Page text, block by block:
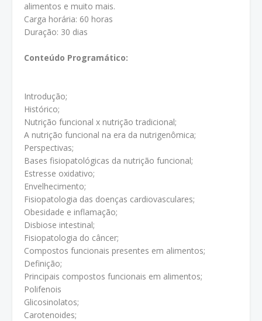
alimentos e muito mais.
Carga horária: 60 horas
Duração: 30 dias
Conteúdo Programático:
Introdução;
Histórico;
Nutrição funcional x nutrição tradicional;
A nutrição funcional na era da nutrigenômica;
Perspectivas;
Bases fisiopatológicas da nutrição funcional;
Estresse oxidativo;
Envelhecimento;
Fisiopatologia das doenças cardiovasculares;
Obesidade e inflamação;
Disbiose intestinal;
Fisiopatologia do câncer;
Compostos funcionais presentes em alimentos;
Definição;
Principais compostos funcionais em alimentos;
Polifenois
Glicosinolatos;
Carotenoides;